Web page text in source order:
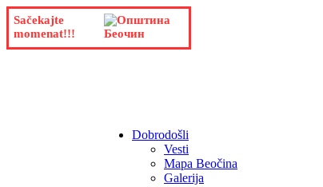
Sačekajte
momenat!!!
Dobrodošli
Vesti
Mapa Beočina
Galerija